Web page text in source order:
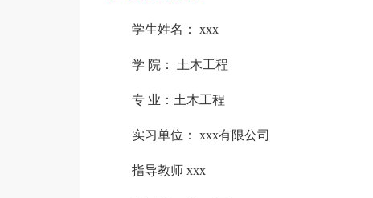
学生姓名： xxx
学 院： 土木工程
专 业：土木工程
实习单位： xxx有限公司
指导教师 xxx